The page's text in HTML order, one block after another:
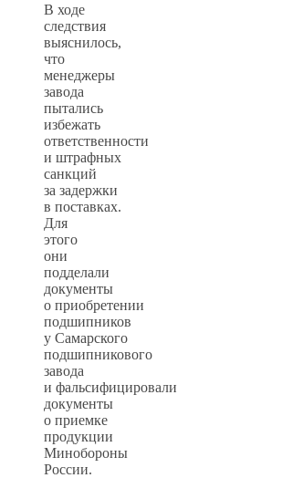
В ходе
следствия
выяснилось,
что
менеджеры
завода
пытались
избежать
ответственности
и штрафных
санкций
за задержки
в поставках.
Для
этого
они
подделали
документы
о приобретении
подшипников
у Самарского
подшипникового
завода
и фальсифицировали
документы
о приемке
продукции
Минобороны
России.